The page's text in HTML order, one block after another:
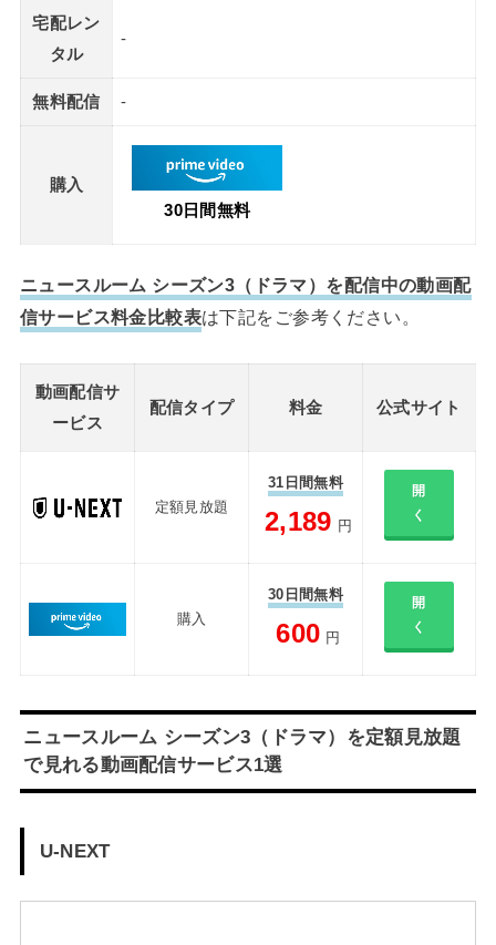
宅配レン
タル
-
無料配信 -
購入
30日間無料
ニュースルーム シーズン3（ドラマ）を配信中の動画配
信サービス料金比較表は下記をご参考ください。
動画配信サ
ービス
配信タイプ 料金 公式サイト
定額見放題
31日間無料
2,189 円
開
く
購入
30日間無料
600 円
開
く
ニュースルーム シーズン3（ドラマ）を定額見放題
で見れる動画配信サービス1選
U-NEXT